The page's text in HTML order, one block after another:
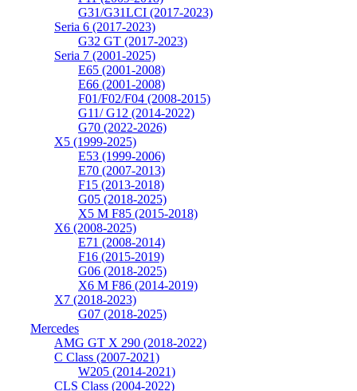
G31/G31LCI (2017-2023)
Seria 6 (2017-2023)
G32 GT (2017-2023)
Seria 7 (2001-2025)
E65 (2001-2008)
E66 (2001-2008)
F01/F02/F04 (2008-2015)
G11/ G12 (2014-2022)
G70 (2022-2026)
X5 (1999-2025)
E53 (1999-2006)
E70 (2007-2013)
F15 (2013-2018)
G05 (2018-2025)
X5 M F85 (2015-2018)
X6 (2008-2025)
E71 (2008-2014)
F16 (2015-2019)
G06 (2018-2025)
X6 M F86 (2014-2019)
X7 (2018-2023)
G07 (2018-2025)
Mercedes
AMG GT X 290 (2018-2022)
C Class (2007-2021)
W205 (2014-2021)
CLS Class (2004-2022)